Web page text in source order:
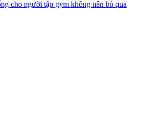
cho người tập gym không nên bỏ qua